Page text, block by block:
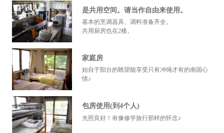
是共用空间。请当作自由来使用。
基本的烹调器具、调料准备齐全。
共用厨房也在2楼。
家庭房
始自于阳台的眺望能享受只有冲绳才有的南国心
情♪
包房使用(到4个人)
光照良好！有像修学旅行那样的怀念♪